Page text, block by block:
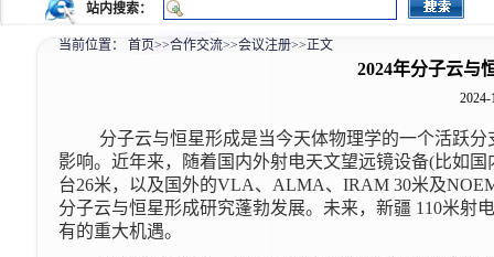
站内搜索：
当前位置： 首页>>合作交流>>会议注册>>正文
2024年分子云与
2024-
分子云与恒星形成是当今天体物理学的一个活跃
影响。近年来，随着国内外射电天文望远镜设备(比如
台26米，以及国外的VLA、ALMA、IRAM 30米及
分子云与恒星形成研究蓬勃发展。未来，新疆 110米射
有的重大机遇。